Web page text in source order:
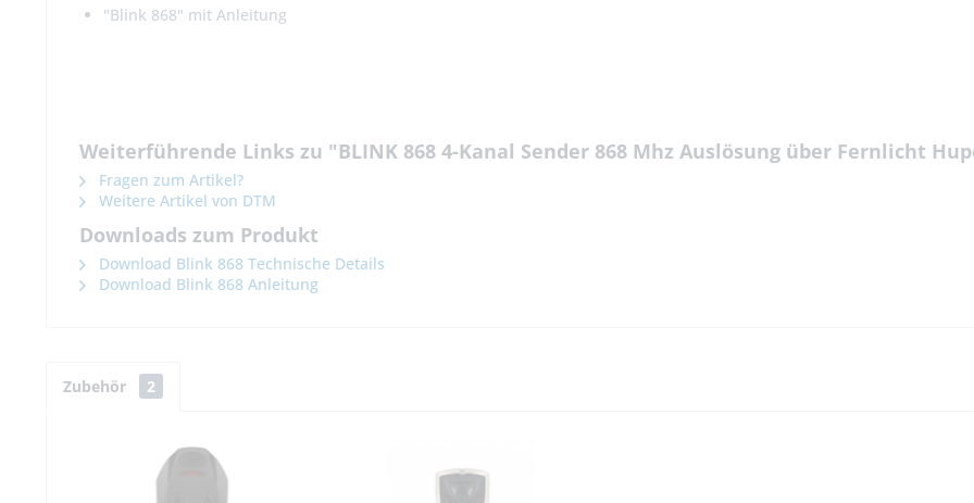
"Blink 868" mit Anleitung
Weiterführende Links zu "BLINK 868 4-Kanal Sender 868 Mhz Auslösung über Fernlicht
Fragen zum Artikel?
Weitere Artikel von DTM
Downloads zum Produkt
Download Blink 868 Technische Details
Download Blink 868 Anleitung
Zubehör 2